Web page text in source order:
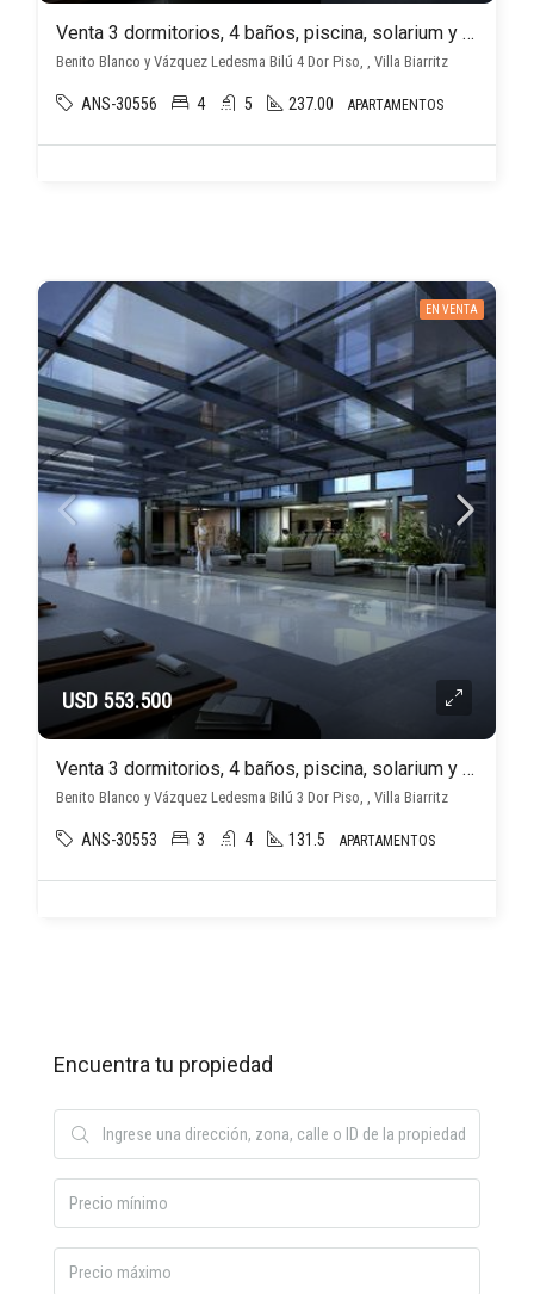
Venta 3 dormitorios, 4 baños, piscina, solarium y balcón en Villa Biarritz Bilú
Benito Blanco y Vázquez Ledesma Bilú 4 Dor Piso, , Villa Biarritz
ANS-30556 4 5 237.00 APARTAMENTOS
EN VENTA
USD 553.500
Venta 3 dormitorios, 4 baños, piscina, solarium y balcón en Villa Biarritz Bilú
Benito Blanco y Vázquez Ledesma Bilú 3 Dor Piso, , Villa Biarritz
ANS-30553 3 4 131.5 APARTAMENTOS
Encuentra tu propiedad